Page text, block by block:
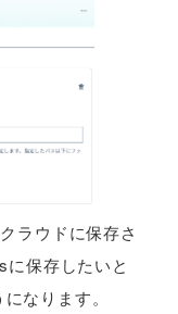
ラウドに保存さ
保存したいと
なります。